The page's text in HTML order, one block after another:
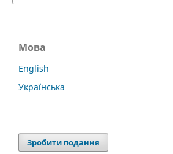
Мова
English
Українська
Зробити подання